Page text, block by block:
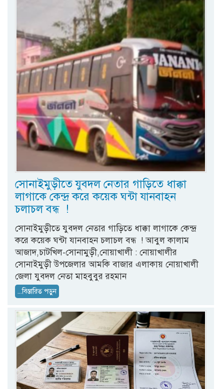
সোনাইমুড়ীতে যুবদল নেতার গাড়িতে ধাক্কা
লাগাকে কেন্দ্র করে কয়েক ঘন্টা যানবাহন
চলাচল বন্ধ !
সোনাইমুড়ীতে যুবদল নেতার গাড়িতে ধাক্কা লাগাকে কেন্দ্র
করে কয়েক ঘন্টা যানবাহন চলাচল বন্ধ ! আবুল কালাম
আজাদ,চাটখিল-সোনামুড়ী,নোয়াখালী : নোয়াখালীর
সোনাইমুড়ী উপজেলার আমকি বাজার এলাকায় নোয়াখালী
জেলা যুবদল নেতা মাহবুবুর রহমান
...বিস্তারিত পড়ুন